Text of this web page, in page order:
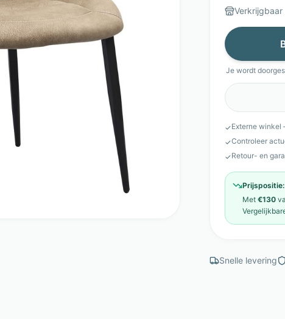
Verkrijgbaar
Je wordt
✓Externe
✓Controleer
✓Retour- en
Prijspositie:
Met €130
Snelle levering